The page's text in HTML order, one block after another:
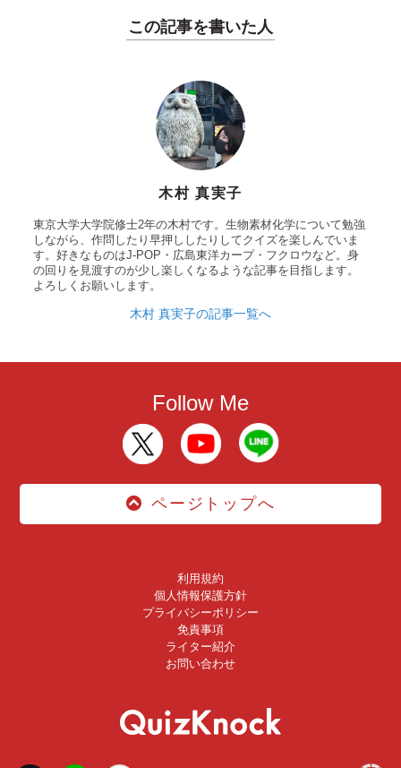
この記事を書いた人
木村 真実子
東京大学大学院修士2年の木村です。生物素材化学について勉強
しながら、作問したり早押ししたりしてクイズを楽しんでいま
す。好きなものはJ-POP・広島東洋カープ・フクロウなど。身
の回りを見渡すのが少し楽しくなるような記事を目指します。
よろしくお願いします。
木村 真実子の記事一覧へ
Follow Me
ページトップへ
利用規約
個人情報保護方針
プライバシーポリシー
免責事項
ライター紹介
お問い合わせ